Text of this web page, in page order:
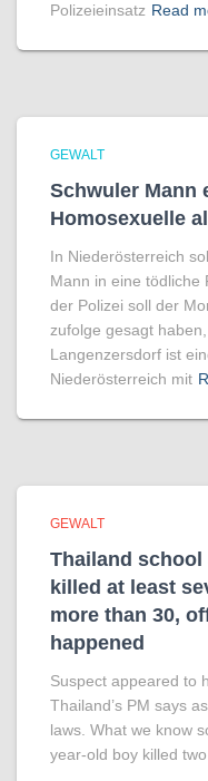
Polizeieinsatz Read
GEWALT
Schwuler Mann
Homo­sexuelle
In Niederösterreich
Mann in eine tödliche
der Polizei soll der
zufolge gesagt
Langenzersdorf ist
Niederösterreich mit
GEWALT
Thailand
killed at least
more than 30,
happened
Suspect appeared to
Thailand’s PM says
laws. What we know
year-old boy killed